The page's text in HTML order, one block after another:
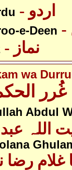
- اردو
e-Deen
- نماز
wa
غُرر
Abdul
اللہ
غلام